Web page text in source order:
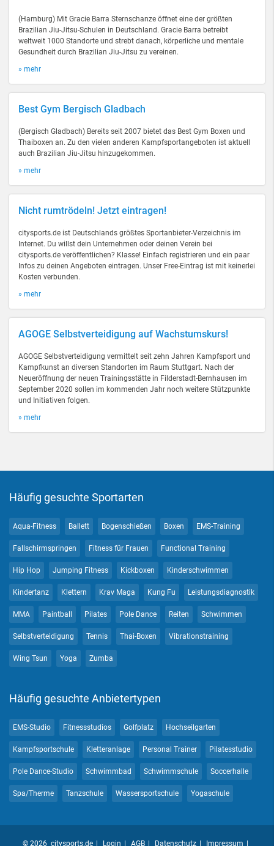
(Hamburg) Mit Gracie Barra Sternschanze öffnet eine der größten
Brazilian Jiu-Jitsu-Schulen in Deutschland. Gracie Barra betreibt
weltweit 1000 Standorte und strebt danach, körperliche und mentale
Gesundheit durch Brazilian Jiu-Jitsu zu vereinen.
» mehr
Best Gym Bergisch Gladbach
(Bergisch Gladbach) Bereits seit 2007 bietet das Best Gym Boxen und
Thaiboxen an. Zu den vielen anderen Kampfsportangeboten ist aktuell
auch Brazilian Jiu-Jitsu hinzugekommen.
» mehr
Nicht rumtrödeln! Jetzt eintragen!
citysports.de ist Deutschlands größtes Sportanbieter-Verzeichnis im
Internet. Du willst dein Unternehmen oder deinen Verein bei
citysports.de veröffentlichen? Klasse! Einfach registrieren und ein paar
Infos zu deinen Angeboten eintragen. Unser Free-Eintrag ist mit keinerlei
Kosten verbunden.
» mehr
AGOGE Selbstverteidigung auf Wachstumskurs!
AGOGE Selbstverteidigung vermittelt seit zehn Jahren Kampfsport und
Kampfkunst an diversen Standorten im Raum Stuttgart. Nach der
Neueröffnung der neuen Trainingsstätte in Filderstadt-Bernhausen im
September 2020 sollen im kommenden Jahr noch weitere Stützpunkte
und Initiativen folgen.
» mehr
Häufig gesuchte Sportarten
Aqua-Fitness Ballett Bogenschießen Boxen EMS-Training
Fallschirmspringen Fitness für Frauen Functional Training
Hip Hop Jumping Fitness Kickboxen Kinderschwimmen
Kindertanz Klettern Krav Maga Kung Fu Leistungsdiagnostik
MMA Paintball Pilates Pole Dance Reiten Schwimmen
Selbstverteidigung Tennis Thai-Boxen Vibrationstraining
Wing Tsun Yoga Zumba
Häufig gesuchte Anbietertypen
EMS-Studio Fitnessstudios Golfplatz Hochseilgarten
Kampfsportschule Kletteranlage Personal Trainer Pilatesstudio
Pole Dance-Studio Schwimmbad Schwimmschule Soccerhalle
Spa/Therme Tanzschule Wassersportschule Yogaschule
© 2026 citysports.de Login AGB Datenschutz Impressum